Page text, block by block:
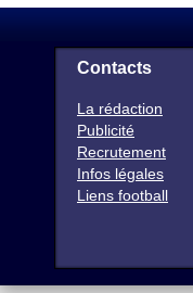
Contacts
La rédaction
Publicité
Recrutement
Infos légales
Liens football